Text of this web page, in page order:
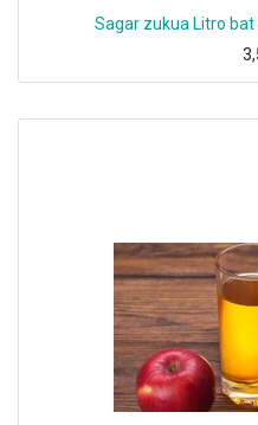
Sagar zukua Litro